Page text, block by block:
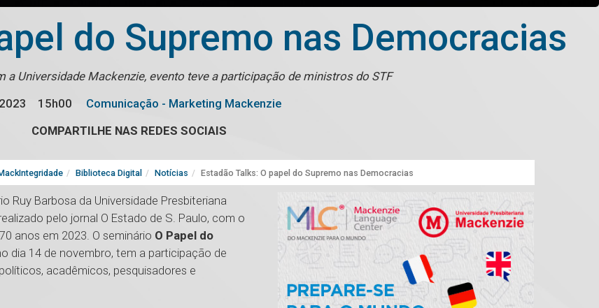
do Supremo nas Democracias
a Universidade Mackenzie, evento teve a participação de ministros do STF
15h00
Comunicação - Marketing Mackenzie
COMPARTILHE NAS REDES SOCIAIS
Biblioteca Digital Notícias Estadão Talks: O papel do Supremo nas Democracias
Ruy Barbosa da Universidade Presbiteriana
pelo jornal O Estado de S. Paulo, com o
anos em 2023. O seminário O Papel do
dia 14 de novembro, tem a participação de
acadêmicos, pesquisadores e